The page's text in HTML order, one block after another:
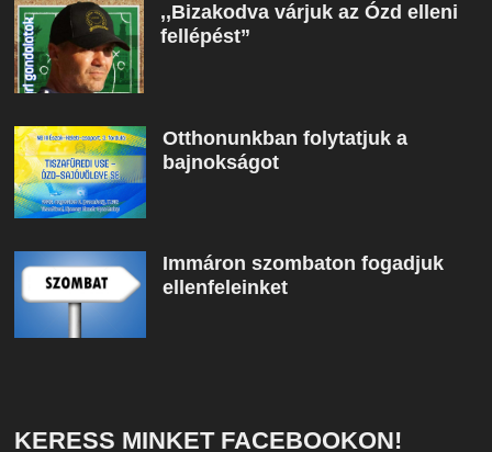
,,Bizakodva várjuk az Ózd elleni
fellépést”
Otthonunkban folytatjuk a
bajnokságot
Immáron szombaton fogadjuk
ellenfeleinket
KERESS MINKET FACEBOOKON!